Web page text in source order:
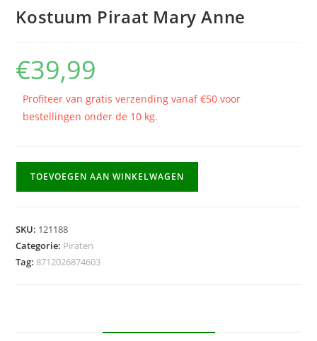
Kostuum Piraat Mary Anne
€39,99
Profiteer van gratis verzending vanaf €50 voor
bestellingen onder de 10 kg.
aantal
TOEVOEGEN AAN WINKELWAGEN
SKU: 121188
Categorie: Piraten
Tag:8712026874603